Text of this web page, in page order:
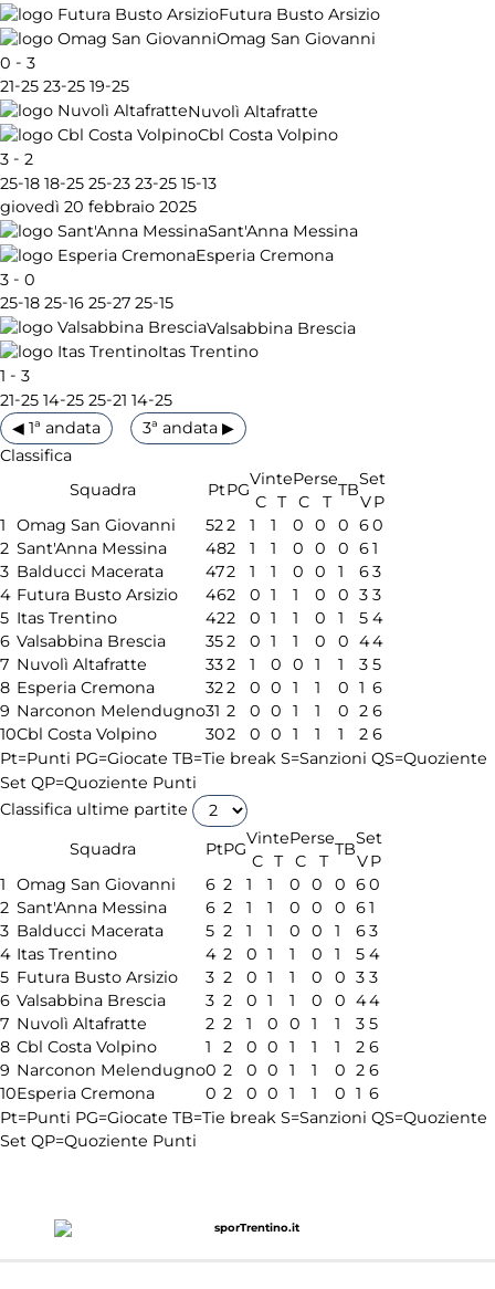
Futura Busto Arsizio
Omag San Giovanni
0 - 3
21-25 23-25 19-25
Nuvolì Altafratte
Cbl Costa Volpino
3 - 2
25-18 18-25 25-23 23-25 15-13
giovedì 20 febbraio 2025
Sant'Anna Messina
Esperia Cremona
3 - 0
25-18 25-16 25-27 25-15
Valsabbina Brescia
Itas Trentino
1 - 3
21-25 14-25 25-21 14-25
◀ 1ª andata
3ª andata ▶
Classifica
Squadra
PtPG
VintePerse
TB
Set
C T C T VP
1
Omag San Giovanni 522 1 1 0 0 0 60
2 Sant'Anna Messina 482 1 1 0 0 0 61
3 Balducci Macerata 472 1 1 0 0 1 63
4 Futura Busto Arsizio 462 0 1 1 0 0 3 3
5 Itas Trentino 422 0 1 1 0 1 5 4
6 Valsabbina Brescia 352 0 1 1 0 0 44
7 Nuvolì Altafratte 332 1 0 0 1 1 3 5
8 Esperia Cremona 322 0 0 1 1 0 1 6
9 Narconon Melendugno31 2 0 0 1 1 0 2 6
10Cbl Costa Volpino 302 0 0 1 1 1 2 6
Pt=Punti PG=Giocate TB=Tie break S=Sanzioni QS=Quoziente
Set QP=Quoziente Punti
Classifica ultime partite
Squadra
PtPG
VintePerse
TB
Set
C T C T VP
1
Omag San Giovanni 6 2 1 1 0 0 0 60
2 Sant'Anna Messina 6 2 1 1 0 0 0 61
3 Balducci Macerata 5 2 1 1 0 0 1 63
4 Itas Trentino 4 2 0 1 1 0 1 5 4
5 Futura Busto Arsizio 3 2 0 1 1 0 0 3 3
6 Valsabbina Brescia 3 2 0 1 1 0 0 44
7 Nuvolì Altafratte 2 2 1 0 0 1 1 3 5
8 Cbl Costa Volpino 1 2 0 0 1 1 1 2 6
9 Narconon Melendugno0 2 0 0 1 1 0 2 6
10Esperia Cremona 0 2 0 0 1 1 0 1 6
Pt=Punti PG=Giocate TB=Tie break S=Sanzioni QS=Quoziente
Set QP=Quoziente Punti